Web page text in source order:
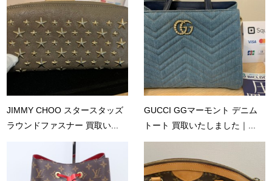
JIMMY CHOO スタースタッズ
ラウンドファスナー 買取い...
GUCCI GGマーモント デニム
トート 買取いたしました｜...